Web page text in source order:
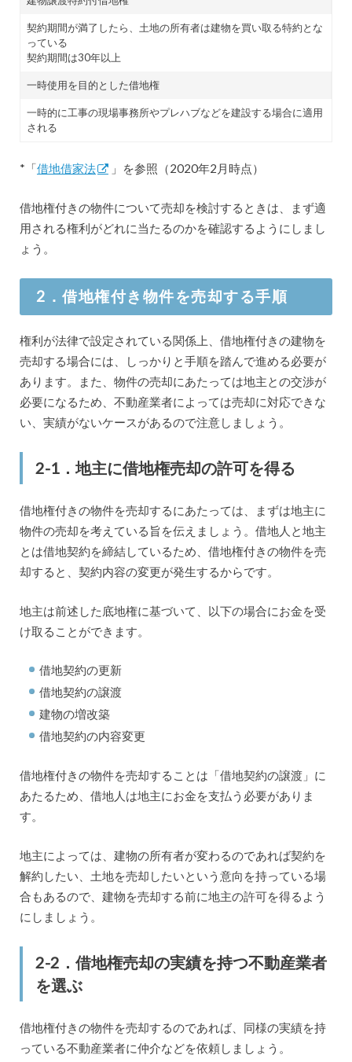
契約期間が満了したら、土地の所有者は建物を買い取る特約とな
っている
契約期間は30年以上
一時使用を目的とした借地権
一時的に工事の現場事務所やプレハブなどを建設する場合に適用
される
*「借地借家法 」を参照（2020年2月時点）
借地権付きの物件について売却を検討するときは、まず適
用される権利がどれに当たるのかを確認するようにしまし
ょう。
2．借地権付き物件を売却する手順
権利が法律で設定されている関係上、借地権付きの建物を
売却する場合には、しっかりと手順を踏んで進める必要が
あります。また、物件の売却にあたっては地主との交渉が
必要になるため、不動産業者によっては売却に対応できな
い、実績がないケースがあるので注意しましょう。
2-1．地主に借地権売却の許可を得る
借地権付きの物件を売却するにあたっては、まずは地主に
物件の売却を考えている旨を伝えましょう。借地人と地主
とは借地契約を締結しているため、借地権付きの物件を売
却すると、契約内容の変更が発生するからです。
地主は前述した底地権に基づいて、以下の場合にお金を受
け取ることができます。
借地契約の更新
借地契約の譲渡
建物の増改築
借地契約の内容変更
借地権付きの物件を売却することは「借地契約の譲渡」に
あたるため、借地人は地主にお金を支払う必要がありま
す。
地主によっては、建物の所有者が変わるのであれば契約を
解約したい、土地を売却したいという意向を持っている場
合もあるので、建物を売却する前に地主の許可を得るよう
にしましょう。
2-2．借地権売却の実績を持つ不動産業者
を選ぶ
借地権付きの物件を売却するのであれば、同様の実績を持
っている不動産業者に仲介などを依頼しましょう。